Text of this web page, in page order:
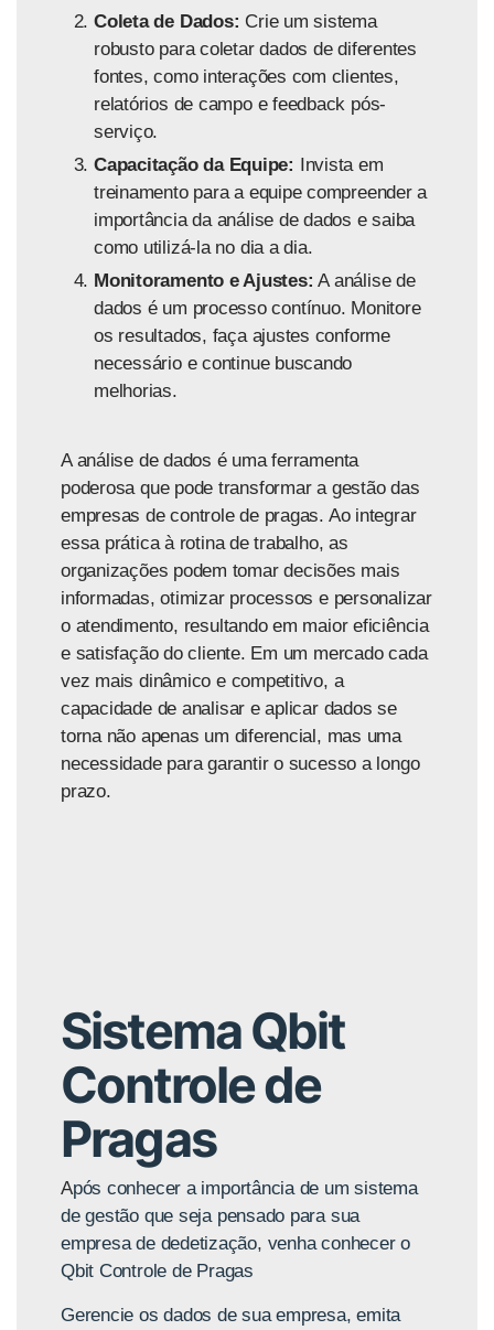
Coleta de Dados: Crie um sistema
robusto para coletar dados de diferentes
fontes, como interações com clientes,
relatórios de campo e feedback pós-
serviço.
Capacitação da Equipe: Invista em
treinamento para a equipe compreender a
importância da análise de dados e saiba
como utilizá-la no dia a dia.
Monitoramento e Ajustes: A análise de
dados é um processo contínuo. Monitore
os resultados, faça ajustes conforme
necessário e continue buscando
melhorias.
A análise de dados é uma ferramenta
poderosa que pode transformar a gestão das
empresas de controle de pragas. Ao integrar
essa prática à rotina de trabalho, as
organizações podem tomar decisões mais
informadas, otimizar processos e personalizar
o atendimento, resultando em maior eficiência
e satisfação do cliente. Em um mercado cada
vez mais dinâmico e competitivo, a
capacidade de analisar e aplicar dados se
torna não apenas um diferencial, mas uma
necessidade para garantir o sucesso a longo
prazo.
Sistema Qbit
Controle de
Pragas
Após conhecer a importância de um sistema
de gestão que seja pensado para sua
empresa de dedetização, venha conhecer o
Qbit Controle de Pragas
Gerencie os dados de sua empresa, emita